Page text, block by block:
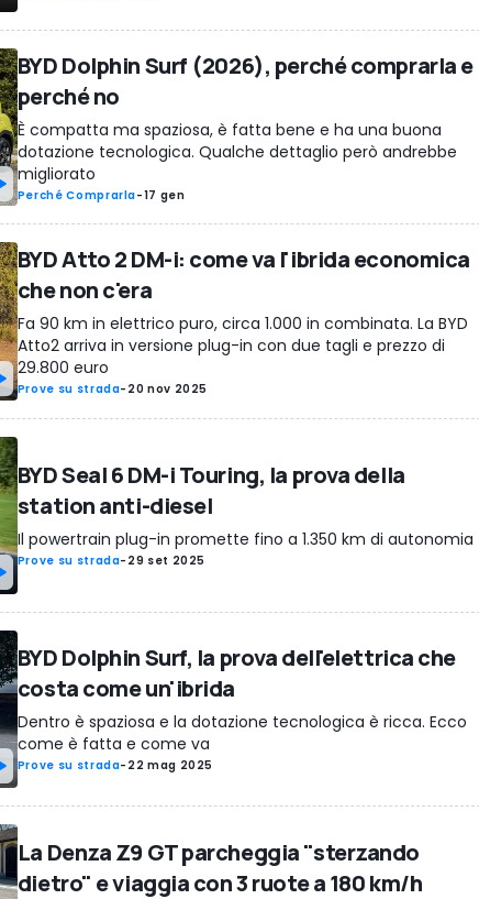
BYD Dolphin Surf (2026), perché comprarla e
perché no
È compatta ma spaziosa, è fatta bene e ha una buona
dotazione tecnologica. Qualche dettaglio però andrebbe
migliorato
Perché Comprarla-17 gen
BYD Atto 2 DM-i: come va l'ibrida economica
che non c'era
Fa 90 km in elettrico puro, circa 1.000 in combinata. La BYD
Atto2 arriva in versione plug-in con due tagli e prezzo di
29.800 euro
Prove su strada- 20 nov 2025
BYD Seal 6 DM-i Touring, la prova della
station anti-diesel
Il powertrain plug-in promette fino a 1.350 km di autonomia
Prove su strada- 29 set 2025
BYD Dolphin Surf, la prova dell'elettrica che
costa come un'ibrida
Dentro è spaziosa e la dotazione tecnologica è ricca. Ecco
come è fatta e come va
Prove su strada- 22 mag 2025
La Denza Z9 GT parcheggia "sterzando
dietro" e viaggia con 3 ruote a 180 km/h